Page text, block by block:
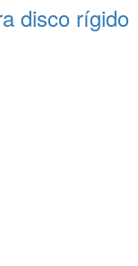
disco rígido